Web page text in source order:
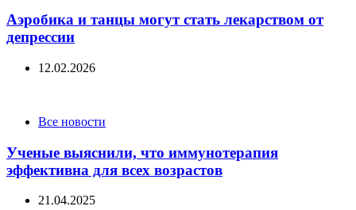
Аэробика и танцы могут стать лекарством от
депрессии
12.02.2026
CategoriesВсе новости
Ученые выяснили, что иммунотерапия
эффективна для всех возрастов
21.04.2025